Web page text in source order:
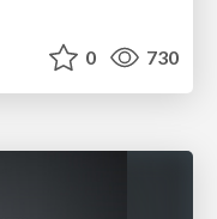
0 730